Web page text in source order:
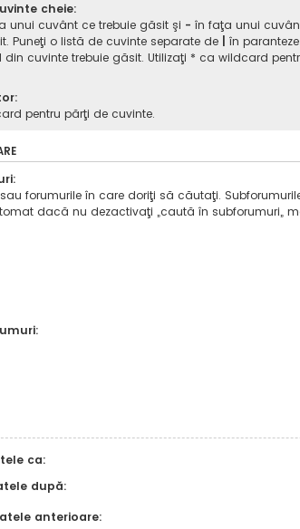
cheie:
unui cuvânt ce trebuie găsit şi - în faţa unui
Puneţi o listă de cuvinte separate de
în paranteze
cuvinte trebuie găsit. Utilizaţi * ca wildcard
pentru părţi de cuvinte.
forumurile în care doriţi să căutaţi.
dacă nu dezactivaţi „caută în subforumuri„
ca:
după:
anterioare: